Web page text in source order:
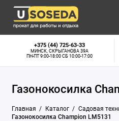
+375 (44) 725-63-33
МИНСК, СКРЫГАНОВА 39А
ПН-ПТ 9:00-18:00 СБ 10:00-17:00
Газонокосилка
Главная Каталог Садовая
Газонокосилка Champion LM5131
Минск, Скрыганова 39А:
Нет в наличии
Минск, Асаналиева 25: Нет в наличии